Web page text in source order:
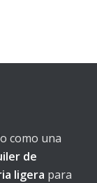
como una
de
ligera para